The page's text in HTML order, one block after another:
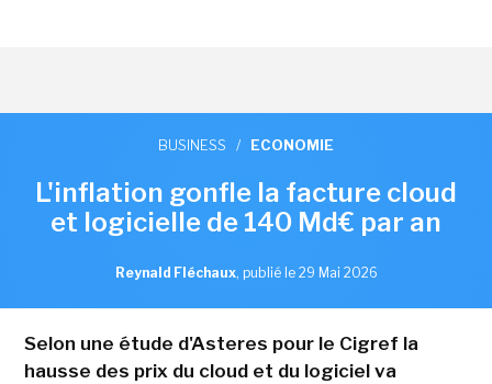
BUSINESS / ECONOMIE
L'inflation gonfle la facture cloud
et logicielle de 140 Md€ par an
Reynald Fléchaux, publié le 29 Mai 2026
Selon une étude d'Asteres pour le Cigref la
hausse des prix du cloud et du logiciel va